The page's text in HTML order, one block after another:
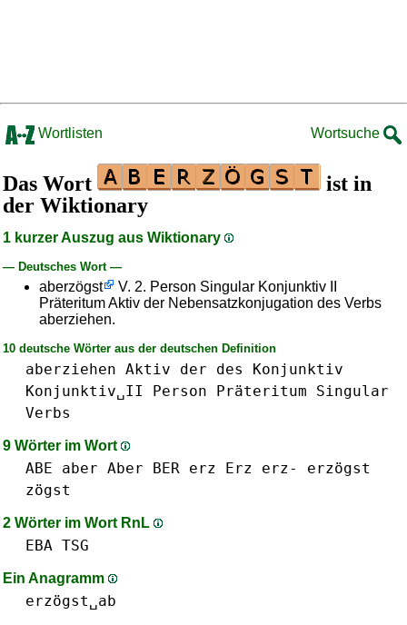
Wortlisten Wortsuche
Das Wort
ist in
der Wiktionary
1 kurzer Auszug aus Wiktionary
— Deutsches Wort —
aberzögst
V. 2. Person Singular Konjunktiv II
Präteritum Aktiv der Nebensatzkonjugation des Verbs
aberziehen.
10 deutsche Wörter aus der deutschen Definition
aberziehen Aktiv der des
Konjunktiv
Konjunktiv␣II
Person Präteritum
Singular
Verbs
9 Wörter im Wort
ABE aber Aber BER erz Erz erz-
erzögst
zögst
2 Wörter im Wort RnL
EBA TSG
Ein Anagramm
erzögst␣ab